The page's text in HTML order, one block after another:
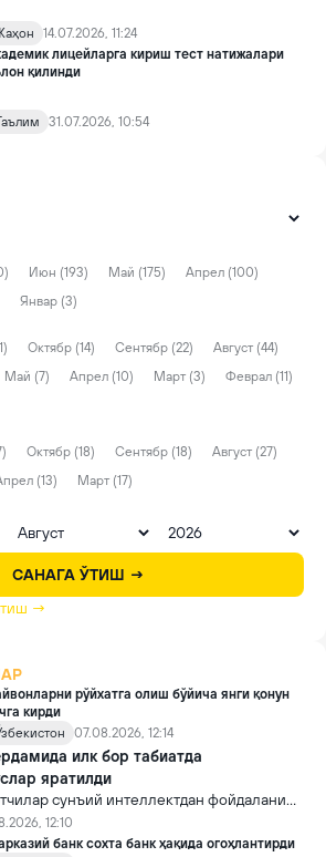
14.07.2026, 11:24
лицейларга кириш тест натижалари
қилинди
31.07.2026, 10:54
Июн (193) Май (175)
Апрел (100)
Январ (3)
Октябр (14) Сентябр (22)
Август (44)
Май (7) Апрел (10) Март (3)
Феврал (11)
Октябр (18) Сентябр (18)
Август (27)
(13)
Март (17)
САНАГА ЎТИШ →
→
рўйхатга олиш бўйича янги қонун
кирди
07.08.2026, 12:14
илк бор табиатда
яратилди
сунъий интеллектдан фойдаланиб
кашфиёт янги ютуқларга умид уйғотиш
мақсадда фойдаланиш борасидаги
12:10
банк сохта банк ҳақида огоҳлантирди